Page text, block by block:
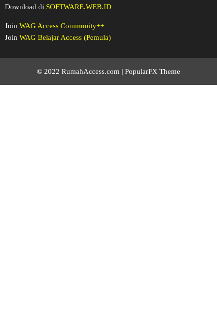
Download di SOFTWARE.WEB.ID
Join WAG Access Community++
Join WAG Belajar Access (Pemula)
© 2022 RumahAccess.com | PopularFX Theme